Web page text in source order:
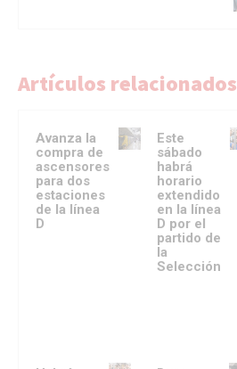
Artículos relacionados
Avanza la
compra de
ascensores
para dos
estaciones
de la línea
D
Este
sábado
habrá
horario
extendido
en la línea
D por el
partido de
la
Selección